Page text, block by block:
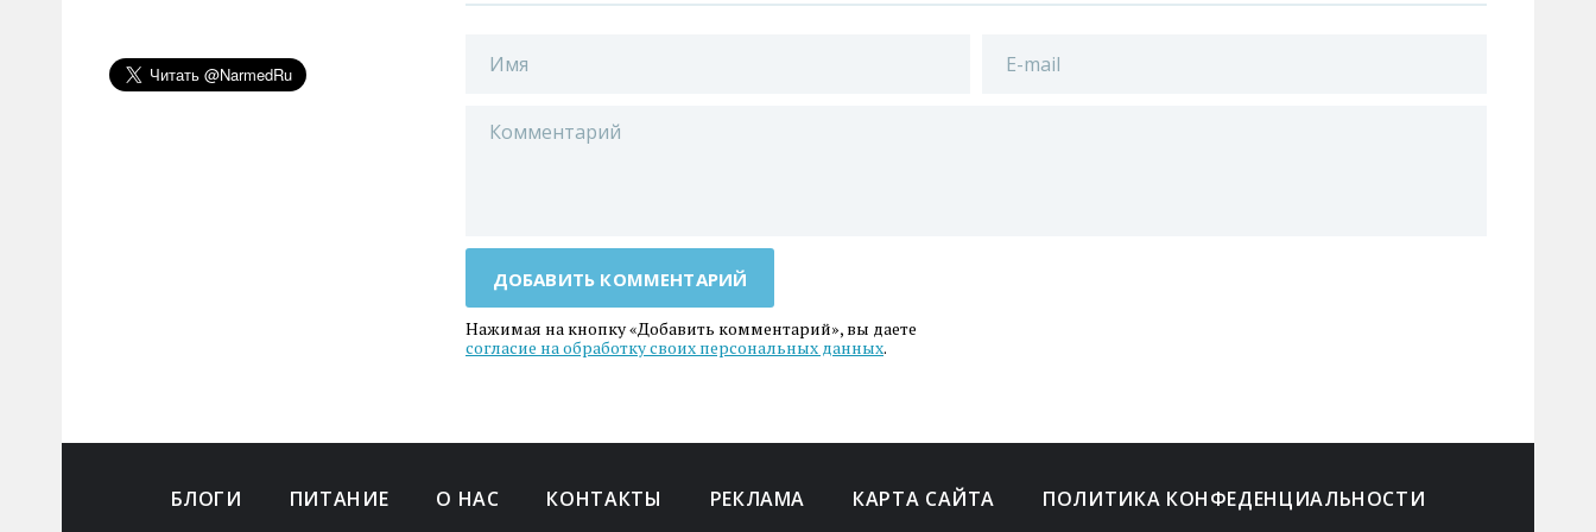
ДОБАВИТЬ КОММЕНТАРИЙ
Нажимая на кнопку «Добавить комментарий», вы даете
согласие на обработку своих персональных данных.
БЛОГИ ПИТАНИЕ О НАС КОНТАКТЫ РЕКЛАМА КАРТА САЙТА ПОЛИТИКА КОНФЕДЕНЦИАЛЬНОСТИ